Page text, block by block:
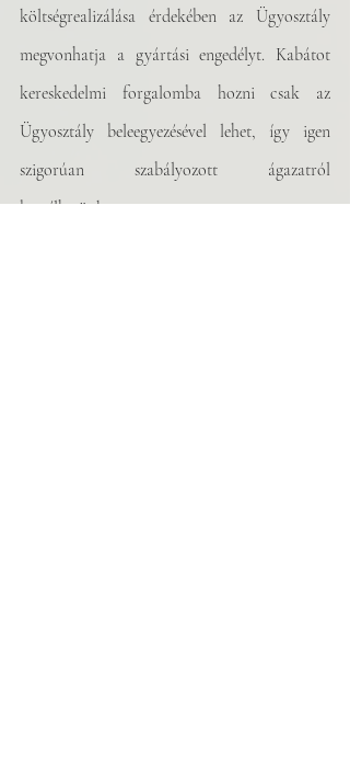
költségrealizálása érdekében az Ügyosztály
megvonhatja a gyártási engedélyt. Kabátot
kereskedelmi forgalomba hozni csak az
Ügyosztály beleegyezésével lehet, így igen
szigorúan szabályozott ágazatról
beszélhetünk.